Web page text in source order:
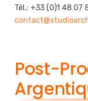
Tél.: +33 (0)1 48 07
Post-